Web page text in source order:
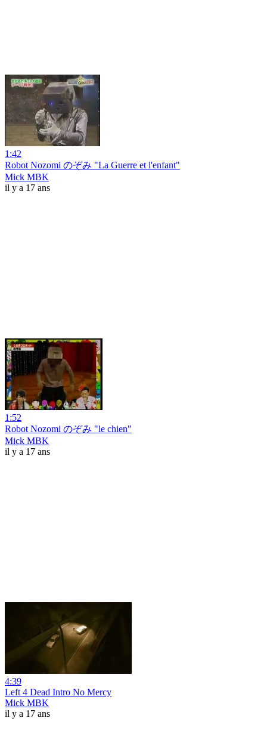
1:42
Robot Nozomi のぞみ "La Guerre et l'enfant"
Mick MBK
il y a 17 ans
1:52
Robot Nozomi のぞみ "le chien"
Mick MBK
il y a 17 ans
4:39
Left 4 Dead Intro No Mercy
Mick MBK
il y a 17 ans